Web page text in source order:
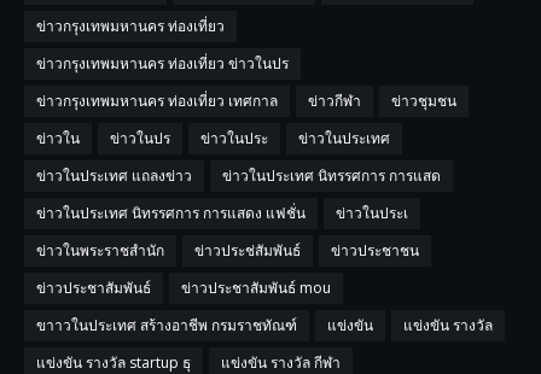
ข่าวกรุงเทพมหานคร ท่องเที่ยว
ข่าวกรุงเทพมหานคร ท่องเที่ยว ข่าวในปร
ข่าวกรุงเทพมหานคร ท่องเที่ยว เทศกาล
ข่าวกีฬา
ข่าวชุมชน
ข่าวใน
ข่าวในปร ข่าวในประ
ข่าวในประเทศ
ข่าวในประเทศ แถลงข่าว
ข่าวในประเทศ นิทรรศการ การแสด
ข่าวในประเทศ นิทรรศการ การแสดง แฟชั่น
ข่าวในประเ
ข่าวในพระราชสำนัก
ข่าวประช่สัมพันธ์
ข่าวประชาชน
ข่าวประชาสัมพันธ์
ข่าวประชาสัมพันธ์ mou
ขาาวในประเทศ สร้างอาชีพ กรมราชทัณฑ์
แข่งขัน
แข่งขัน รางวัล
แข่งขัน รางวัล startup ธุ
แข่งขัน รางวัล กีฬา